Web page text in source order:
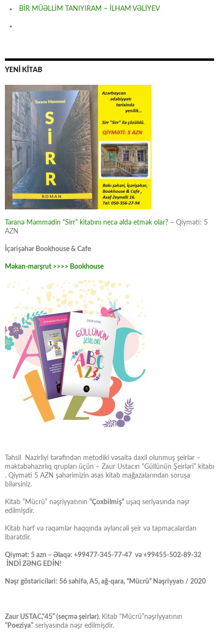
BİR MÜƏLLİM TANIYIRAM – İLHAM VƏLİYEV
YENİ KİTAB
Təranə Məmmədin “Sirr” kitabını necə əldə etmək olar? – Qiyməti: 5
AZN
İçərişəhər Bookhouse & Cafe
Məkan-marşrut >>>> Bookhouse
Təhsil Nazirliyi tərəfindən metodiki vəsaitə daxil olunmuş şeirlər –
məktəbəhazırlıq qrupları üçün – Zaur Ustacın “Güllünün Şeirləri” kitabı
. Qiyməti 5 AZN şəhərimizin əsas kitab mağazalarından soruşa
bilərsiniz.
Kitab “Mücrü” nəşriyyatının “Çoxbilmiş” uşaq seriyasında nəşr
edilmişdir.
Kitab hərf və rəqəmlər haqqında əyləncəli şeir və tapmacalardan
ibarətdir.
Qiymət: 5 azn – Əlaqə: +99477-345-77-47 və +99455-502-89-32
İNDİ ZƏNG EDİN!
Nəşr göstəriciləri: 56 səhifə, A5, ağ-qara, “Mücrü” Nəşriyyatı / 2020
Zaur USTAC,“45” (seçmə şeirlər). Kitab “Mücrü”nəşriyyatının
“Poeziya” seriyasında nəşr edilmişdir.